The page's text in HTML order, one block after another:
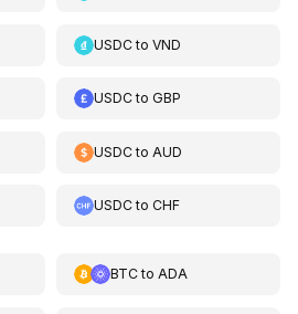
USDCtoVND
USDCtoGBP
USDCto AUD
USDCtoCHF
BTCto ADA